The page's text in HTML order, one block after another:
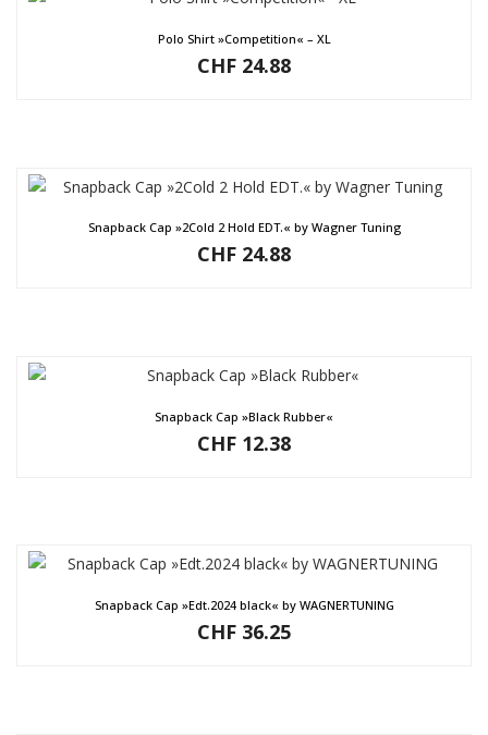
Polo Shirt »Competition« – XL
CHF 24.88
Snapback Cap »2Cold 2 Hold EDT.« by Wagner Tuning
CHF 24.88
Snapback Cap »Black Rubber«
CHF 12.38
Snapback Cap »Edt.2024 black« by WAGNERTUNING
CHF 36.25